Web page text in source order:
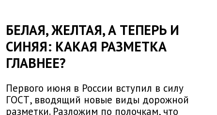
БЕЛАЯ, ЖЕЛТАЯ, А ТЕПЕРЬ И
СИНЯЯ: КАКАЯ РАЗМЕТКА
ГЛАВНЕЕ?
Первого июня в России вступил в силу
ГОСТ, вводящий новые виды дорожной
разметки. Разложим по полочкам, что